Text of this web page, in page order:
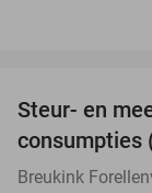
Steur- en
consumpties
Breukink